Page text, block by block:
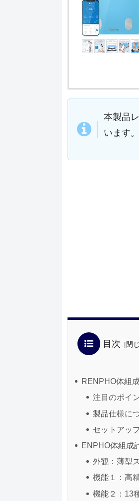
本製品
います。
目次
RENPHO体組
注目のポイ
製品仕様に
セットアッ
ENPHO体組成
外観：薄型
機能１：高
機能２：13